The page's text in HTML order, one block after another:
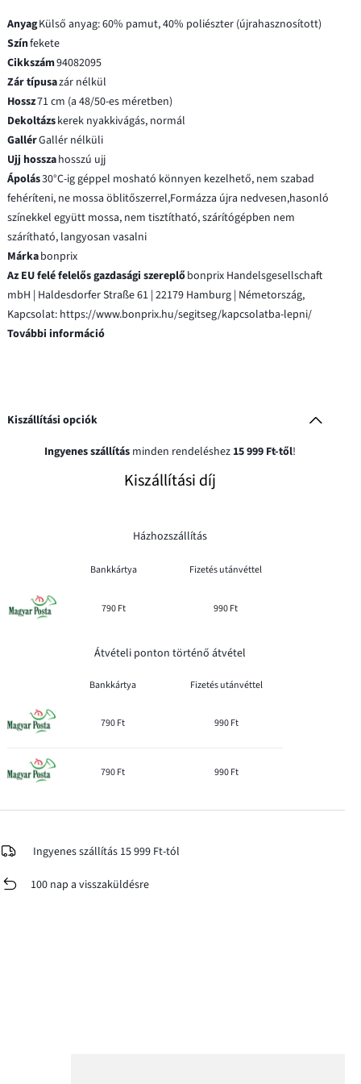
AnyagKülső anyag: 60% pamut, 40% poliészter (újrahasznosított)
Színfekete
Cikkszám94082095
Zár típusazár nélkül
Hossz71 cm (a 48/50-es méretben)
Dekoltázskerek nyakkivágás, normál
GallérGallér nélküli
Ujj hosszahosszú ujj
Ápolás30°C-ig géppel mosható könnyen kezelhető, nem szabad
fehéríteni, ne mossa öblitőszerrel,Formázza újra nedvesen,hasonló
színekkel együtt mossa, nem tisztítható, szárítógépben nem
szárítható, langyosan vasalni
Márkabonprix
Az EU felé felelős gazdasági szereplőbonprix Handelsgesellschaft
mbH | Haldesdorfer Straße 61 | 22179 Hamburg | Németország,
Kapcsolat: https://www.bonprix.hu/segitseg/kapcsolatba-lepni/
További információ
Kiszállítási opciók
Ingyenes szállításminden rendeléshez 15 999 Ft-től!
Kiszállítási díj
Házhozszállítás
Bankkártya Fizetés utánvéttel
790 Ft 990 Ft
Átvételi ponton történő átvétel
Bankkártya Fizetés utánvéttel
790 Ft 990 Ft
790 Ft 990 Ft
Ingyenes szállítás 15 999 Ft-tól
100 nap a visszaküldésre